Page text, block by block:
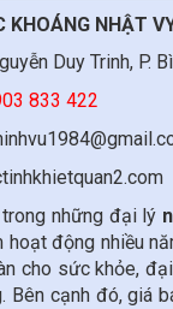
KHOÁNG NHẬT
Duy Trinh, P.
833 422
những đại lý
hoạt động nhiều
cho sức khỏe,
Bên cạnh đó, giá